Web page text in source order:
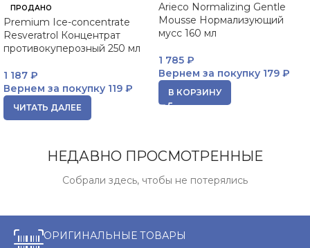
ПРОДАНО
Premium Ice-concentrate
Resveratrol Концентрат
противокуперозный 250 мл
1 187 ₽
Вернем за покупку 119 ₽
ЧИТАТЬ ДАЛЕЕ
Arieco Normalizing Gentle
Mousse Нормализующий
мусс 160 мл
1 785 ₽
Вернем за покупку 179 ₽
В КОРЗИНУ
НЕДАВНО ПРОСМОТРЕННЫЕ
Собрали здесь, чтобы не потерялись
ОРИГИНАЛЬНЫЕ ТОВАРЫ